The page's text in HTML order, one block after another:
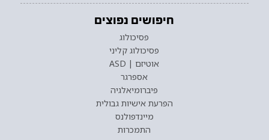
חיפושים נפוצים
פסיכולוג
פסיכולוג קליני
אוטיזם | ASD
אספרגר
פיברומיאלגיה
הפרעת אישיות גבולית
מיינדפולנס
התמכרות